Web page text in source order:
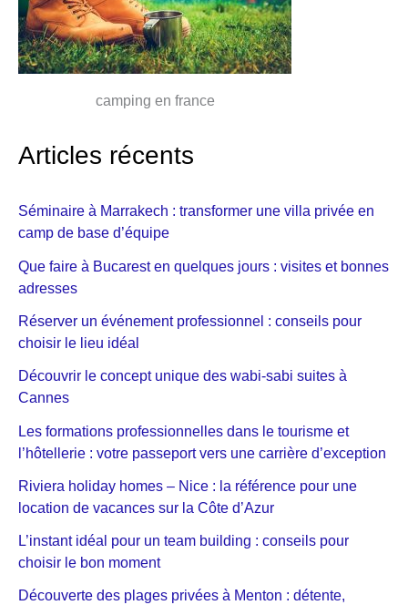
camping en france
Articles récents
Séminaire à Marrakech : transformer une villa privée en
camp de base d’équipe
Que faire à Bucarest en quelques jours : visites et bonnes
adresses
Réserver un événement professionnel : conseils pour
choisir le lieu idéal
Découvrir le concept unique des wabi-sabi suites à
Cannes
Les formations professionnelles dans le tourisme et
l’hôtellerie : votre passeport vers une carrière d’exception
Riviera holiday homes – Nice : la référence pour une
location de vacances sur la Côte d’Azur
L’instant idéal pour un team building : conseils pour
choisir le bon moment
Découverte des plages privées à Menton : détente,